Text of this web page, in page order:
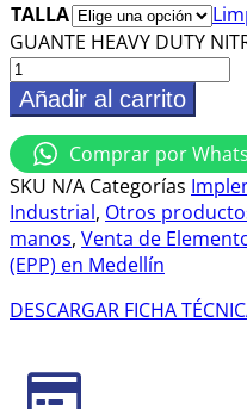
TALLA
GUANTE HEAVY DUTY
Añadir al carrito
Comprar por
SKU N/A Categorías
Industrial, Otros
manos, Venta de
(EPP) en Medellín
DESCARGAR FICHA